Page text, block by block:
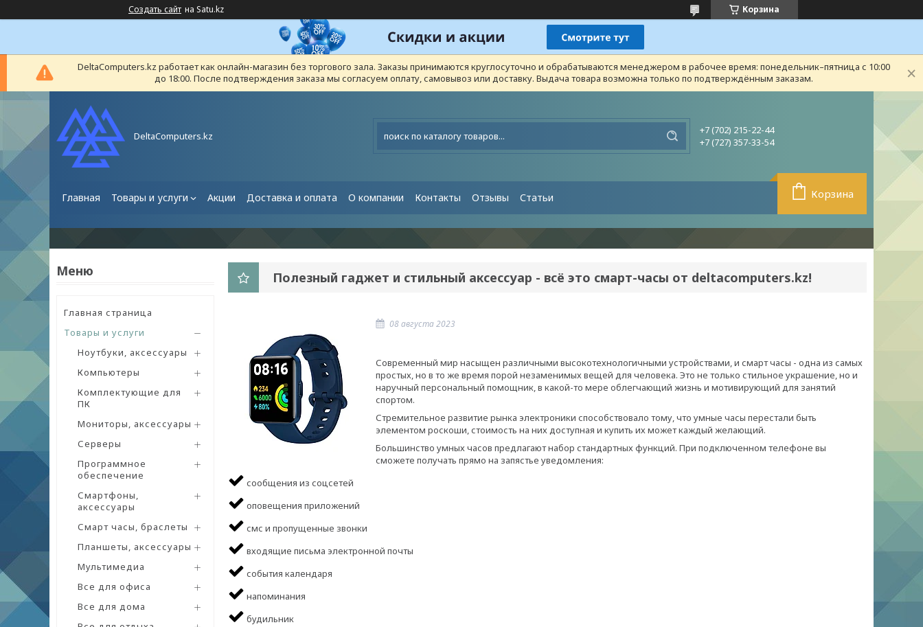
Создать сайт на Satu.kz Корзина
DeltaComputers.kz работает как онлайн-магазин без торгового зала. Заказы принимаются круглосуточно и обрабатываются менеджером в рабочее время: понедельник–пятница с 10:00
до 18:00. После подтверждения заказа мы согласуем оплату, самовывоз или доставку. Выдача товара возможна только по подтверждённым заказам.
DeltaComputers.kz
+7 (702) 215-22-44
+7 (727) 357-33-54
Главная Товары и услуги Акции Доставка и оплата О компании Контакты Отзывы Статьи Корзина
Главная страница
Товары и услуги
Ноутбуки, аксессуары
Компьютеры
Комплектующие для
ПК
Мониторы, аксессуары
Серверы
Программное
обеспечение
Смартфоны,
аксессуары
Смарт часы, браслеты
Планшеты, аксессуары
Мультимедиа
Все для офиса
Все для дома
Полезный гаджет и стильный аксессуар - всё это смарт-часы от deltacomputers.kz!
08 августа 2023
Современный мир насыщен различными высокотехнологичными устройствами, и смарт часы - одна из самых
простых, но в то же время порой незаменимых вещей для человека. Это не только стильное украшение, но и
наручный персональный помощник, в какой-то мере облегчающий жизнь и мотивирующий для занятий
спортом.
Стремительное развитие рынка электроники способствовало тому, что умные часы перестали быть
элементом роскоши, стоимость на них доступная и купить их может каждый желающий.
Большинство умных часов предлагают набор стандартных функций. При подключенном телефоне вы
сможете получать прямо на запястье уведомления:
сообщения из соцсетей
оповещения приложений
смс и пропущенные звонки
входящие письма электронной почты
события календаря
напоминания
будильник